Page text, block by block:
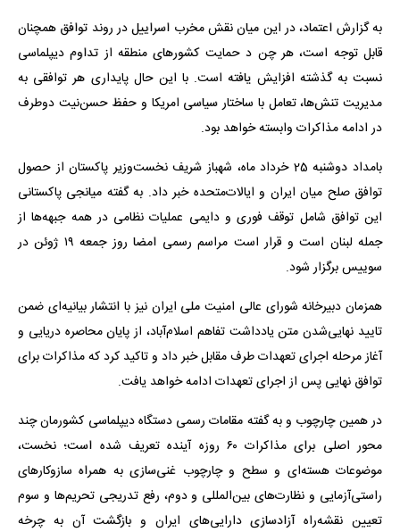
به گزارش اعتماد، در این میان نقش مخرب اسراییل در روند توافق همچنان
قابل توجه است، هر چن د حمایت کشورهای منطقه از تداوم دیپلماسی
نسبت به گذشته افزایش یافته است. با این حال پایداری هر توافقی به
مدیریت تنش‌ها، تعامل با ساختار سیاسی امریکا و حفظ حسن‌نیت دوطرف
در ادامه مذاکرات وابسته خواهد بود.
بامداد دوشنبه 25 خرداد ماه، شهباز شریف نخست‌وزیر پاکستان از حصول
توافق صلح میان ایران و ایالات‌متحده خبر داد. به گفته میانجی پاکستانی
این توافق شامل توقف فوری و دایمی عملیات نظامی در همه جبهه‌ها از
جمله لبنان است و قرار است مراسم رسمی امضا روز جمعه ۱۹ ژوئن در
سوییس برگزار شود.
همزمان دبیرخانه شورای عالی امنیت ملی ایران نیز با انتشار بیانیه‌ای ضمن
تایید نهایی‌شدن متن یادداشت تفاهم اسلام‌آباد، از پایان محاصره دریایی و
آغاز مرحله اجرای تعهدات طرف مقابل خبر داد و تاکید کرد که مذاکرات برای
توافق نهایی پس از اجرای تعهدات ادامه خواهد یافت.
در همین چارچوب و به گفته مقامات رسمی دستگاه دیپلماسی کشورمان چند
محور اصلی برای مذاکرات ۶۰ روزه آینده تعریف شده است؛ نخست،
موضوعات هسته‌ای و سطح و چارچوب غنی‌سازی به همراه سازوکارهای
راستی‌آزمایی و نظارت‌های بین‌المللی و دوم، رفع تدریجی تحریم‌ها و سوم
تعیین نقشه‌راه آزادسازی دارایی‌های ایران و بازگشت آن به چرخه